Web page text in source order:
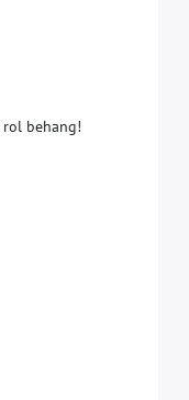
rol behang!